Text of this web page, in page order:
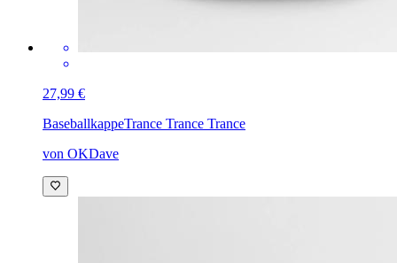
27,99 €
BaseballkappeTrance Trance Trance
von OKDave